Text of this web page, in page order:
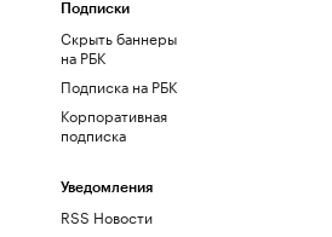
Подписки
Скрыть баннеры
на РБК
Подписка на РБК
Корпоративная
подписка
Уведомления
RSS Новости